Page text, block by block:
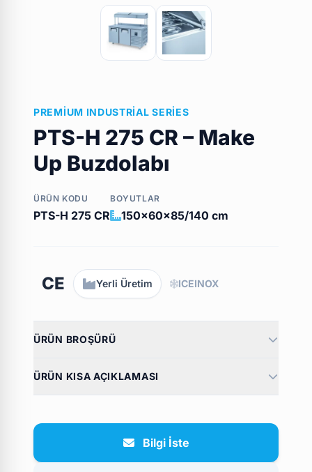
PREMIUM INDUSTRIAL SERIES
PTS-H 275 CR – Make
Up Buzdolabı
ÜRÜN KODU
PTS-H 275 CR
BOYUTLAR
150x60x85/140 cm
CE Yerli Üretim ICEINOX
ÜRÜN BROŞÜRÜ
ÜRÜN KISA AÇIKLAMASI
Bilgi İste